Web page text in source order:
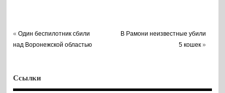
«Один беспилотник сбили
над Воронежской областью
В Рамони неизвестные убили
5 кошек »
Ссылки